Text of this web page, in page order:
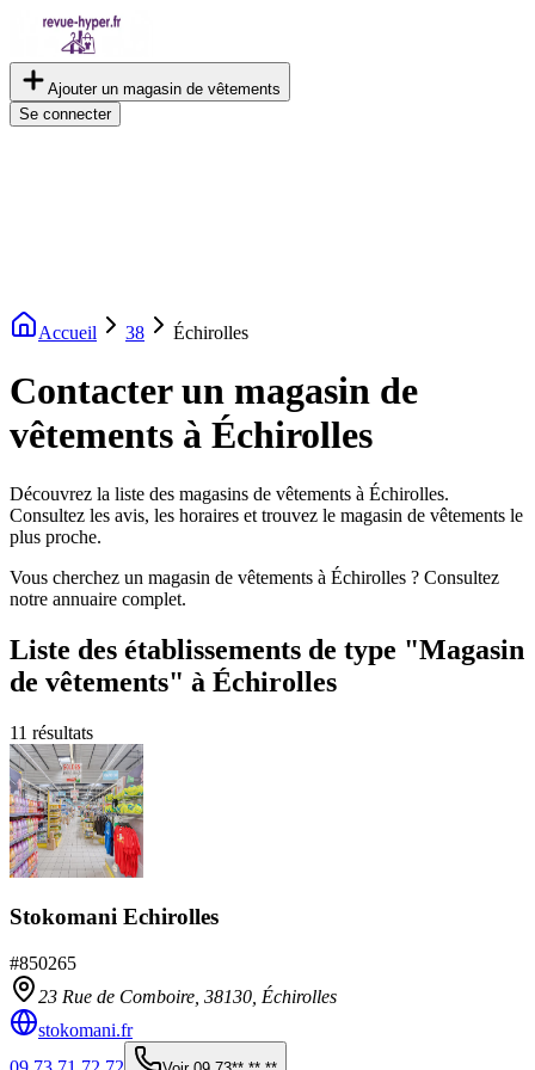
Ajouter un magasin de vêtements
Se connecter
Accueil 38 Échirolles
Contacter un magasin de
vêtements à Échirolles
Découvrez la liste des magasins de vêtements à Échirolles.
Consultez les avis, les horaires et trouvez le magasin de vêtements le
plus proche.
Vous cherchez un magasin de vêtements à Échirolles ? Consultez
notre annuaire complet.
Liste des établissements de type "Magasin
de vêtements" à Échirolles
11 résultats
Stokomani Echirolles
#850265
23 Rue de Comboire, 38130 Échirolles
stokomani.fr